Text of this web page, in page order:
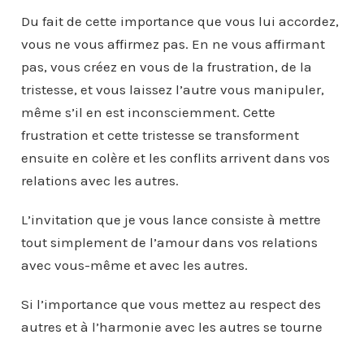
Du fait de cette importance que vous lui accordez,
vous ne vous affirmez pas. En ne vous affirmant
pas, vous créez en vous de la frustration, de la
tristesse, et vous laissez l’autre vous manipuler,
même s’il en est inconsciemment. Cette
frustration et cette tristesse se transforment
ensuite en colère et les conflits arrivent dans vos
relations avec les autres.
L’invitation que je vous lance consiste à mettre
tout simplement de l’amour dans vos relations
avec vous-même et avec les autres.
Si l’importance que vous mettez au respect des
autres et à l’harmonie avec les autres se tourne